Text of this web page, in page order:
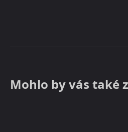
Mohlo by vás také